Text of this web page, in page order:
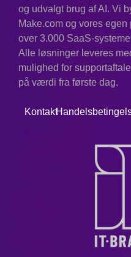
og udvalgt brug af AI. Vi
Make.com og vores
over 3.000 SaaS-
Alle løsninger leveres
mulighed for
på værdi fra første dag.
Kontakt